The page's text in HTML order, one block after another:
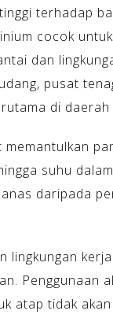
terhadap
cocok
dan
pusat
di daerah
memantulkan
suhu
daripada
lingkungan
Penggunaan
atap tidak